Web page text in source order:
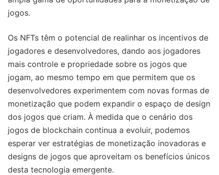
jogos.
Os NFTs têm o potencial de realinhar os incentivos de
jogadores e desenvolvedores, dando aos jogadores
mais controle e propriedade sobre os jogos que
jogam, ao mesmo tempo em que permitem que os
desenvolvedores experimentem com novas formas de
monetização que podem expandir o espaço de design
dos jogos que criam. À medida que o cenário dos
jogos de blockchain continua a evoluir, podemos
esperar ver estratégias de monetização inovadoras e
designs de jogos que aproveitam os benefícios únicos
desta tecnologia emergente.